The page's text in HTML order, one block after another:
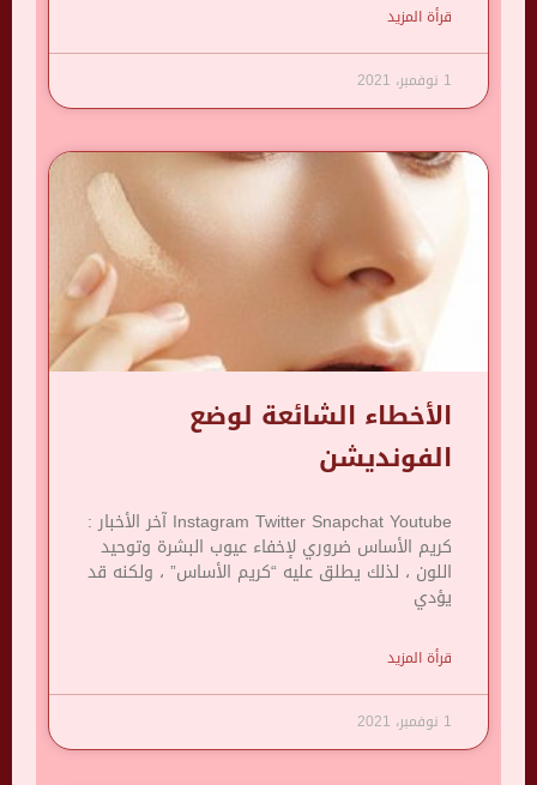
قرأة المزيد
1 نوفمبر، 2021
الأخطاء الشائعة لوضع
الفونديشن
Instagram Twitter Snapchat Youtube آخر الأخبار :
كريم الأساس ضروري لإخفاء عيوب البشرة وتوحيد
اللون ، لذلك يطلق عليه “كريم الأساس” ، ولكنه قد
يؤدي
قرأة المزيد
1 نوفمبر، 2021